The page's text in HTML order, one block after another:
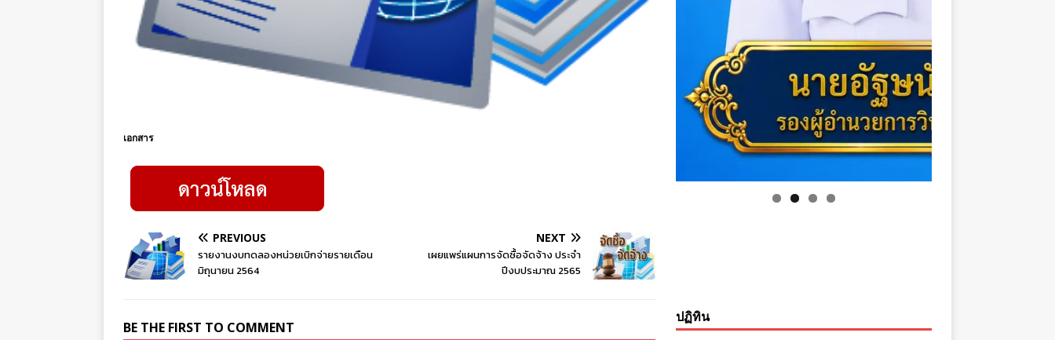
เอกสาร
PREVIOUS
รายงานงบทดลองหน่วยเบิกจ่ายรายเดือน
มิถุนายน 2564
NEXT
เผยแพร่แผนการจัดซื้อจัดจ้าง ประจำ
ปีงบประมาณ 2565
BE THE FIRST TO COMMENT
ปฏิทิน